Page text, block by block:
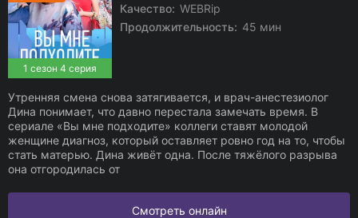
1 сезон 4 серия
Качество: WEBRip
Продолжительность: 45 мин
Утренняя смена снова затягивается, и врач-анестезиолог
Дина понимает, что давно перестала замечать время. В
сериале «Вы мне подходите» коллеги ставят молодой
женщине диагноз, который оставляет ровно год на то, чтобы
стать матерью. Дина живёт одна. После тяжёлого разрыва
она отгородилась от
Смотреть онлайн